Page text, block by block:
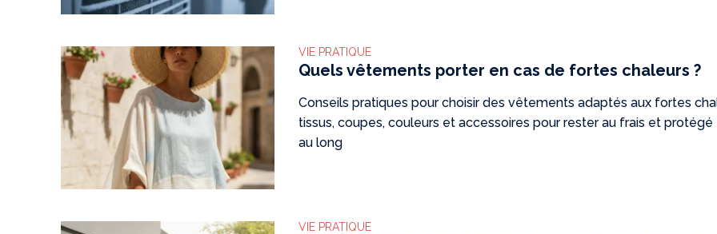
VIE PRATIQUE
Quels vêtements porter en cas de fortes chaleurs ?
Conseils pratiques pour choisir des vêtements adaptés aux fortes
tissus, coupes, couleurs et accessoires pour rester au frais et
au long
VIE PRATIQUE